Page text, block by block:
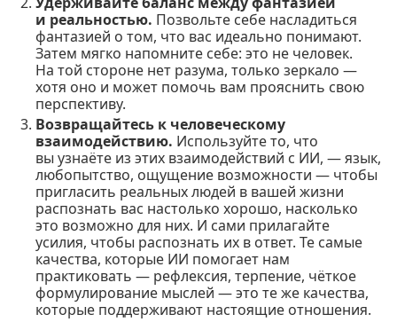
и реальностью. Позвольте себе насладиться
фантазией о том, что вас идеально понимают.
Затем мягко напомните себе: это не человек.
На той стороне нет разума, только зеркало —
хотя оно и может помочь вам прояснить свою
перспективу.
Возвращайтесь к человеческому
взаимодействию. Используйте то, что
вы узнаёте из этих взаимодействий с ИИ, — язык,
любопытство, ощущение возможности — чтобы
пригласить реальных людей в вашей жизни
распознать вас настолько хорошо, насколько
это возможно для них. И сами прилагайте
усилия, чтобы распознать их в ответ. Те самые
качества, которые ИИ помогает нам
практиковать — рефлексия, терпение, чёткое
формулирование мыслей — это те же качества,
которые поддерживают настоящие отношения.